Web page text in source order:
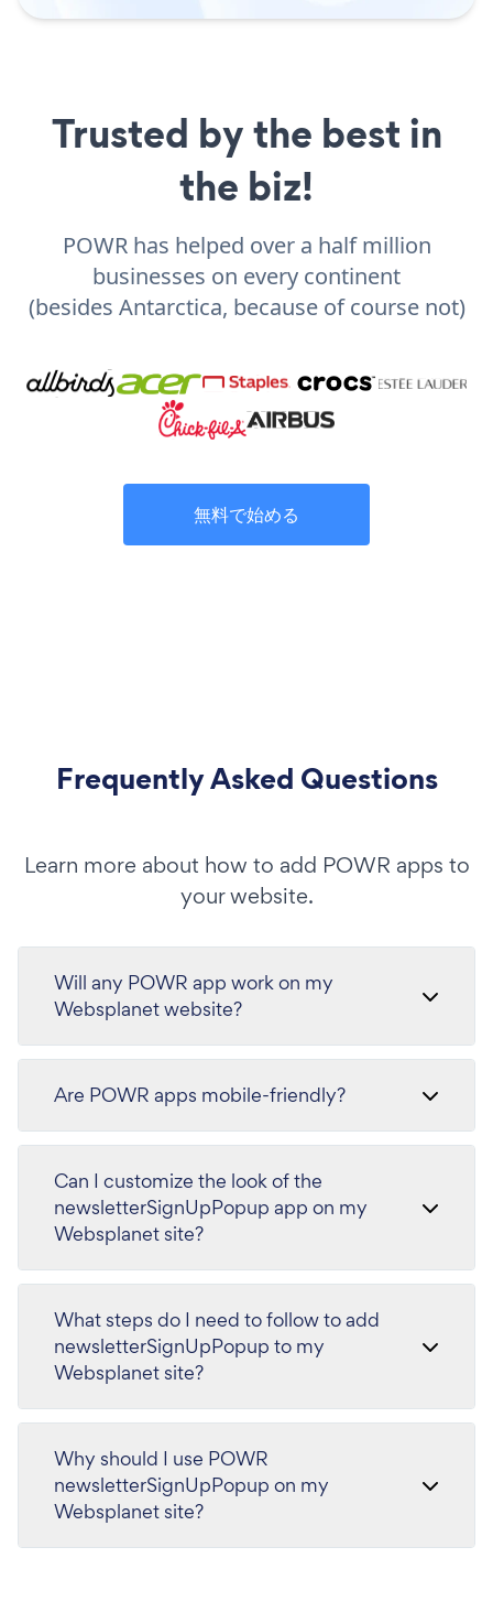
Trusted by the best in
the biz!
POWR has helped over a half million
businesses on every continent
(besides Antarctica, because of course not)
無料で始める
Frequently Asked Questions
Learn more about how to add POWR apps to
your website.
Will any POWR app work on my
Websplanet website?
Are POWR apps mobile-friendly?
Can I customize the look of the
newsletterSignUpPopup app on my
Websplanet site?
What steps do I need to follow to add
newsletterSignUpPopup to my
Websplanet site?
Why should I use POWR
newsletterSignUpPopup on my
Websplanet site?